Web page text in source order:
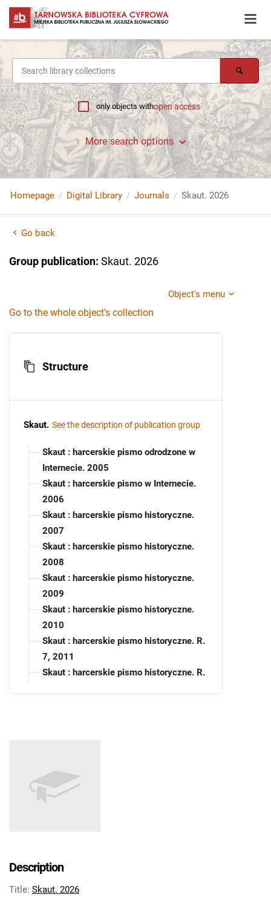
only objects withopen access
More search options
Homepage Digital Library Journals Skaut. 2026
Go back
Group publication: Skaut. 2026
Object's menu
Go to the whole object's collection
Structure
Skaut. See the description of publication group
Skaut : harcerskie pismo odrodzone w
Internecie. 2005
Skaut : harcerskie pismo w Internecie.
2006
Skaut : harcerskie pismo historyczne.
2007
Skaut : harcerskie pismo historyczne.
2008
Skaut : harcerskie pismo historyczne.
2009
Skaut : harcerskie pismo historyczne.
2010
Skaut : harcerskie pismo historyczne. R.
7, 2011
Skaut : harcerskie pismo historyczne. R.
11, 2015
Skaut : harcerskie pismo historyczne. R.
Skaut : harcerskie pismo historyczne. R.
Skaut : harcerskie pismo historyczne. R.
Description
Title: Skaut. 2026